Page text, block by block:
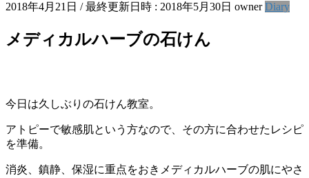
2018年4月21日 / 最終更新日時 : 2018年5月30日 owner Diary
メディカルハーブの石けん
今日は久しぶりの石けん教室。
アトピーで敏感肌という方なので、その方に合わせたレシピ
を準備。
消炎、鎮静、保湿に重点をおきメディカルハーブの肌にやさ